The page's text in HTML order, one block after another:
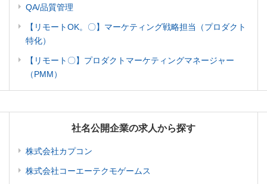
QA/品質管理
【リモートOK。〇】マーケティング戦略担当（プロダクト
特化）
【リモート〇】プロダクトマーケティングマネージャー
（PMM）
社名公開企業の求人から探す
株式会社カプコン
株式会社コーエーテクモゲームス